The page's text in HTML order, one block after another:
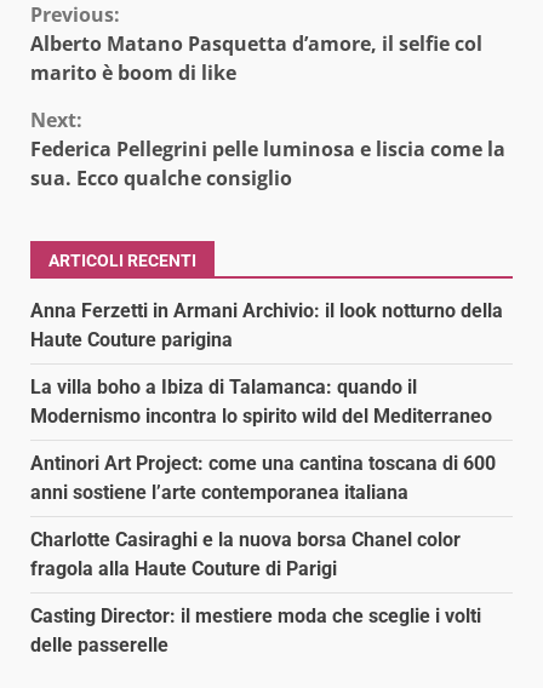
Continue
Reading
Previous:
Alberto Matano Pasquetta d’amore, il selfie col
marito è boom di like
Next:
Federica Pellegrini pelle luminosa e liscia come la
sua. Ecco qualche consiglio
ARTICOLI RECENTI
Anna Ferzetti in Armani Archivio: il look notturno della
Haute Couture parigina
La villa boho a Ibiza di Talamanca: quando il
Modernismo incontra lo spirito wild del Mediterraneo
Antinori Art Project: come una cantina toscana di 600
anni sostiene l’arte contemporanea italiana
Charlotte Casiraghi e la nuova borsa Chanel color
fragola alla Haute Couture di Parigi
Casting Director: il mestiere moda che sceglie i volti
delle passerelle